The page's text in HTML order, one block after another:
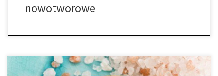
nowotworowe